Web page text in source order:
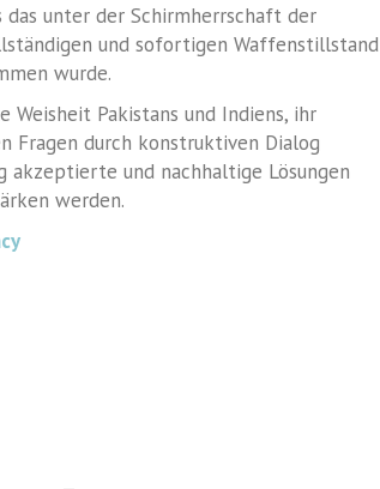
das unter der Schirmherrschaft der
und sofortigen Waffenstillstand
wurde.
Weisheit Pakistans und Indiens, ihr
Fragen durch konstruktiven Dialog
akzeptierte und nachhaltige Lösungen
werden.